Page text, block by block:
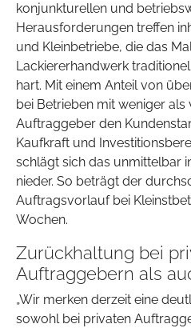
konjunkturellen und
Herausforderungen treffen
und Kleinbetriebe, die das
Lackiererhandwerk
hart. Mit einem Anteil von
bei Betrieben mit weniger
Auftraggeber den
Kaufkraft und
schlägt sich das unmittelbar
nieder. So beträgt der
Auftragsvorlauf bei
Wochen.
Zurückhaltung bei
Auftraggebern als
„Wir merken derzeit eine
sowohl bei privaten